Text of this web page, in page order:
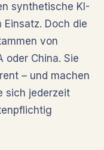
synthetische KI-
Doch die
von
oder China. Sie
– und machen
sich jederzeit